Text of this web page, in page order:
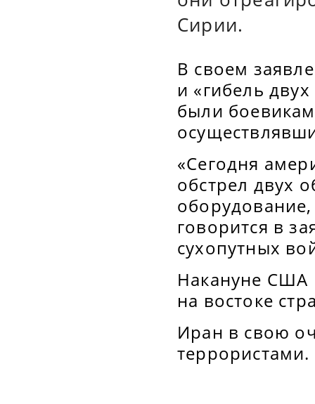
Сирии.
В своем
и «гибель
были
«Сегодня
обстрел двух
говорится в
сухопутных
Накануне США
на востоке
Иран в свою
террористами.